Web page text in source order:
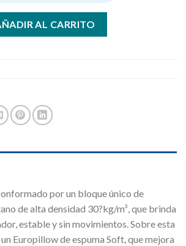
de 140 x 190 COLCHON cantidad
AL CARRITO
por un bloque único de
de alta densidad 30?kg/m³, que brinda
estable y sin movimientos. Sobre esta
Europillow de espuma Soft, que mejora